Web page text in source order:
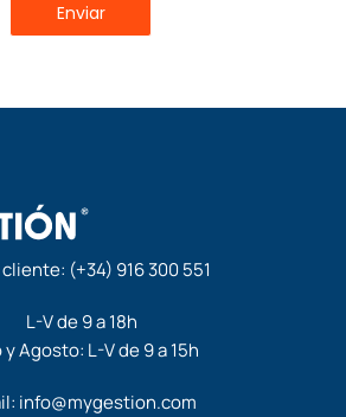
Enviar
(+34) 916 300 551
L-V de 9 a 18h
Agosto: L-V de 9 a 15h
info@mygestion.com